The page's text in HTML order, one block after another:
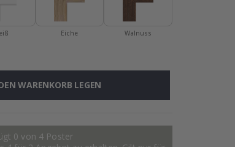
Eiche Walnuss
WARENKORB LEGEN
0 von 4 Poster